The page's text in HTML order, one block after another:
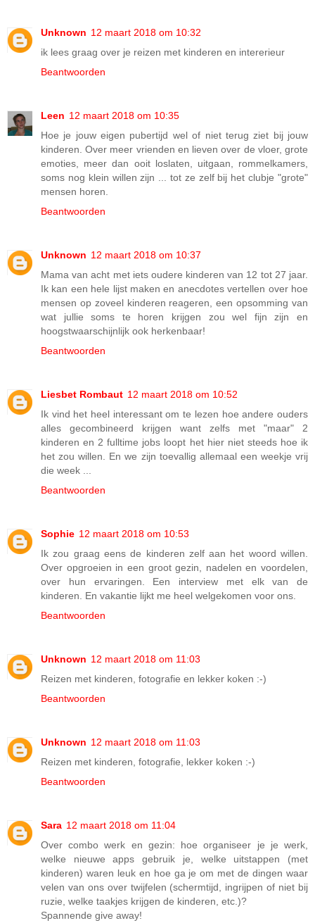
Unknown 12 maart 2018 om 10:32
ik lees graag over je reizen met kinderen en intererieur
Beantwoorden
Leen 12 maart 2018 om 10:35
Hoe je jouw eigen pubertijd wel of niet terug ziet bij jouw
kinderen. Over meer vrienden en lieven over de vloer, grote
emoties, meer dan ooit loslaten, uitgaan, rommelkamers,
soms nog klein willen zijn ... tot ze zelf bij het clubje "grote"
mensen horen.
Beantwoorden
Unknown 12 maart 2018 om 10:37
Mama van acht met iets oudere kinderen van 12 tot 27 jaar.
Ik kan een hele lijst maken en anecdotes vertellen over hoe
mensen op zoveel kinderen reageren, een opsomming van
wat jullie soms te horen krijgen zou wel fijn zijn en
hoogstwaarschijnlijk ook herkenbaar!
Beantwoorden
Liesbet Rombaut 12 maart 2018 om 10:52
Ik vind het heel interessant om te lezen hoe andere ouders
alles gecombineerd krijgen want zelfs met "maar" 2
kinderen en 2 fulltime jobs loopt het hier niet steeds hoe ik
het zou willen. En we zijn toevallig allemaal een weekje vrij
die week ...
Beantwoorden
Sophie 12 maart 2018 om 10:53
Ik zou graag eens de kinderen zelf aan het woord willen.
Over opgroeien in een groot gezin, nadelen en voordelen,
over hun ervaringen. Een interview met elk van de
kinderen. En vakantie lijkt me heel welgekomen voor ons.
Beantwoorden
Unknown 12 maart 2018 om 11:03
Reizen met kinderen, fotografie en lekker koken :-)
Beantwoorden
Unknown 12 maart 2018 om 11:03
Reizen met kinderen, fotografie, lekker koken :-)
Beantwoorden
Sara 12 maart 2018 om 11:04
Over combo werk en gezin: hoe organiseer je je werk,
welke nieuwe apps gebruik je, welke uitstappen (met
kinderen) waren leuk en hoe ga je om met de dingen waar
velen van ons over twijfelen (schermtijd, ingrijpen of niet bij
ruzie, welke taakjes krijgen de kinderen, etc.)?
Spannende give away!